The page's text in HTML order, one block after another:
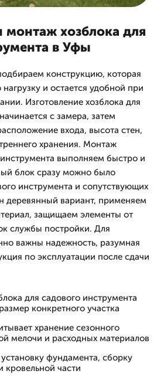
монтаж хозблока для
в Уфы
конструкцию, которая
и остается удобной при
Изготовление хозблока для
с замера, затем
входа, высота стен,
хранения. Монтаж
выполняем быстро и
блок сразу можно было
инструмента и сопутствующих
деревянный вариант, применяем
защищаем элементы от
службы постройки. Для
важны надежность, разумная
по эксплуатации после сдачи
для садового инструмента
конкретного участка
хранение сезонного
мелочи и расходных материалов
фундамента, сборку
кровельной части